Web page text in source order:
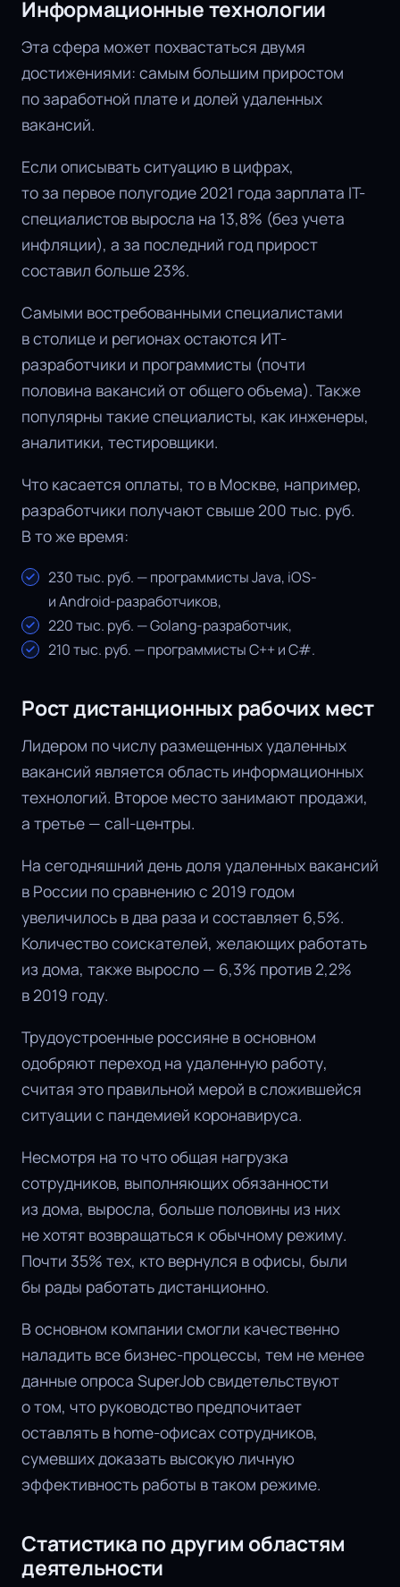
Информационные технологии
Эта сфера может похвастаться двумя
достижениями: самым большим приростом
по заработной плате и долей удаленных
вакансий.
Если описывать ситуацию в цифрах,
то за первое полугодие 2021 года зарплата IT-
специалистов выросла на 13,8% (без учета
инфляции), а за последний год прирост
составил больше 23%.
Самыми востребованными специалистами
в столице и регионах остаются ИТ-
разработчики и программисты (почти
половина вакансий от общего объема). Также
популярны такие специалисты, как инженеры,
аналитики, тестировщики.
Что касается оплаты, то в Москве, например,
разработчики получают свыше 200 тыс. руб.
В то же время:
230 тыс. руб. — программисты Java, iOS-
и Android-разработчиков,
220 тыс. руб. — Golang-разработчик,
210 тыс. руб. — программисты C++ и C#.
Рост дистанционных рабочих мест
Лидером по числу размещенных удаленных
вакансий является область информационных
технологий. Второе место занимают продажи,
а третье — call-центры.
На сегодняшний день доля удаленных вакансий
в России по сравнению с 2019 годом
увеличилось в два раза и составляет 6,5%.
Количество соискателей, желающих работать
из дома, также выросло — 6,3% против 2,2%
в 2019 году.
Трудоустроенные россияне в основном
одобряют переход на удаленную работу,
считая это правильной мерой в сложившейся
ситуации с пандемией коронавируса.
Несмотря на то что общая нагрузка
сотрудников, выполняющих обязанности
из дома, выросла, больше половины из них
не хотят возвращаться к обычному режиму.
Почти 35% тех, кто вернулся в офисы, были
бы рады работать дистанционно.
В основном компании смогли качественно
наладить все бизнес-процессы, тем не менее
данные опроса SuperJob свидетельствуют
о том, что руководство предпочитает
оставлять в home-офисах сотрудников,
сумевших доказать высокую личную
эффективность работы в таком режиме.
Статистика по другим областям
деятельности